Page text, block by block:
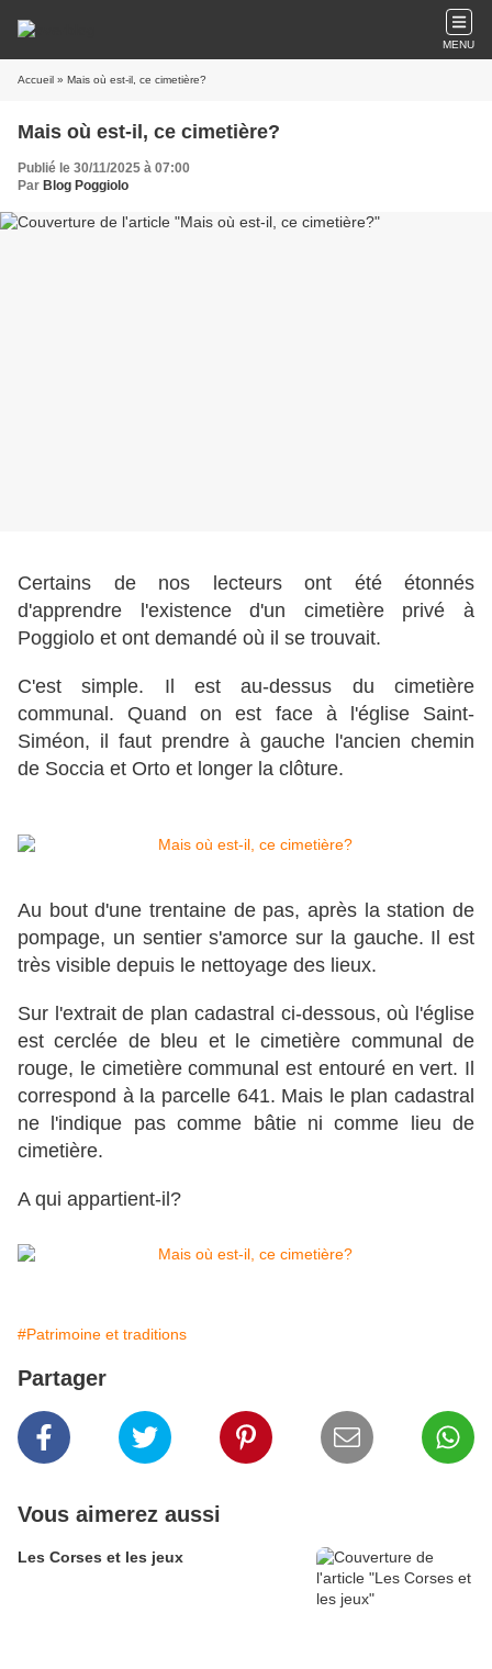
MENU
Accueil » Mais où est-il, ce cimetière?
Mais où est-il, ce cimetière?
Publié le 30/11/2025 à 07:00
Par Blog Poggiolo
Certains de nos lecteurs ont été étonnés
d'apprendre l'existence d'un cimetière privé à
Poggiolo et ont demandé où il se trouvait.
C'est simple. Il est au-dessus du cimetière
communal. Quand on est face à l'église Saint-
Siméon, il faut prendre à gauche l'ancien chemin
de Soccia et Orto et longer la clôture.
Au bout d'une trentaine de pas, après la station de
pompage, un sentier s'amorce sur la gauche. Il est
très visible depuis le nettoyage des lieux.
Sur l'extrait de plan cadastral ci-dessous, où l'église
est cerclée de bleu et le cimetière communal de
rouge, le cimetière communal est entouré en vert. Il
correspond à la parcelle 641. Mais le plan cadastral
ne l'indique pas comme bâtie ni comme lieu de
cimetière.
A qui appartient-il?
#Patrimoine et traditions
Partager
Vous aimerez aussi
Les Corses et les jeux